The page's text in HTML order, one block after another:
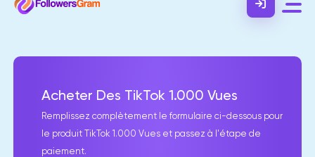
Acheter Des TikTok 1.000 Vues
Remplissez complètement le formulaire ci-dessous pour
le produit TikTok 1.000 Vues et passez à l'étape de
paiement.